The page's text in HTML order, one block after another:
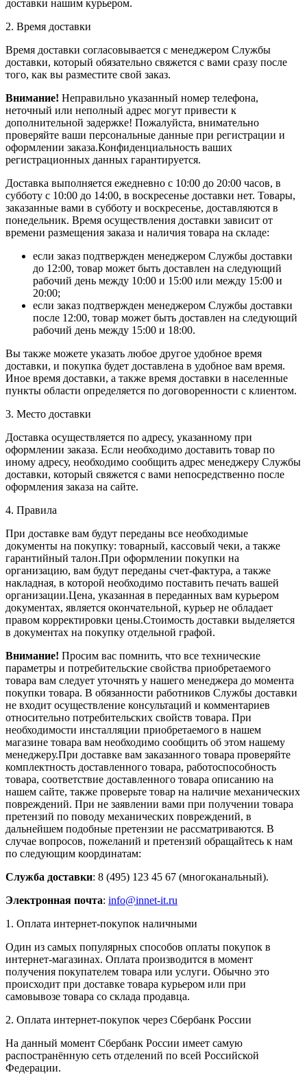
доставки нашим курьером.
2. Время доставки
Время доставки согласовывается с менеджером Службы
доставки, который обязательно свяжется с вами сразу после
того, как вы разместите свой заказ.
Внимание! Неправильно указанный номер телефона,
неточный или неполный адрес могут привести к
дополнительной задержке! Пожалуйста, внимательно
проверяйте ваши персональные данные при регистрации и
оформлении заказа.Конфиденциальность ваших
регистрационных данных гарантируется.
Доставка выполняется ежедневно с 10:00 до 20:00 часов, в
субботу с 10:00 до 14:00, в воскресенье доставки нет. Товары,
заказанные вами в субботу и воскресенье, доставляются в
понедельник. Время осуществления доставки зависит от
времени размещения заказа и наличия товара на складе:
если заказ подтвержден менеджером Службы доставки
до 12:00, товар может быть доставлен на следующий
рабочий день между 10:00 и 15:00 или между 15:00 и
20:00;
если заказ подтвержден менеджером Службы доставки
после 12:00, товар может быть доставлен на следующий
рабочий день между 15:00 и 18:00.
Вы также можете указать любое другое удобное время
доставки, и покупка будет доставлена в удобное вам время.
Иное время доставки, а также время доставки в населенные
пункты области определяется по договоренности с клиентом.
3. Место доставки
Доставка осуществляется по адресу, указанному при
оформлении заказа. Если необходимо доставить товар по
иному адресу, необходимо сообщить адрес менеджеру Службы
доставки, который свяжется с вами непосредственно после
оформления заказа на сайте.
4. Правила
При доставке вам будут переданы все необходимые
документы на покупку: товарный, кассовый чеки, а также
гарантийный талон.При оформлении покупки на
организацию, вам будут переданы счет-фактура, а также
накладная, в которой необходимо поставить печать вашей
организации.Цена, указанная в переданных вам курьером
документах, является окончательной, курьер не обладает
правом корректировки цены.Стоимость доставки выделяется
в документах на покупку отдельной графой.
Внимание! Просим вас помнить, что все технические
параметры и потребительские свойства приобретаемого
товара вам следует уточнять у нашего менеджера до момента
покупки товара. В обязанности работников Службы доставки
не входит осуществление консультаций и комментариев
относительно потребительских свойств товара. При
необходимости инсталляции приобретаемого в нашем
магазине товара вам необходимо сообщить об этом нашему
менеджеру.При доставке вам заказанного товара проверяйте
комплектность доставленного товара, работоспособность
товара, соответствие доставленного товара описанию на
нашем сайте, также проверьте товар на наличие механических
повреждений. При не заявлении вами при получении товара
претензий по поводу механических повреждений, в
дальнейшем подобные претензии не рассматриваются. В
случае вопросов, пожеланий и претензий обращайтесь к нам
по следующим координатам:
Служба доставки: 8 (495) 123 45 67 (многоканальный).
Электронная почта: info@innet-it.ru
1. Оплата интернет-покупок наличными
Один из самых популярных способов оплаты покупок в
интернет-магазинах. Оплата производится в момент
получения покупателем товара или услуги. Обычно это
происходит при доставке товара курьером или при
самовывозе товара со склада продавца.
2. Оплата интернет-покупок через Сбербанк России
На данный момент Сбербанк России имеет самую
распостранённую сеть отделений по всей Российской
Федерации.